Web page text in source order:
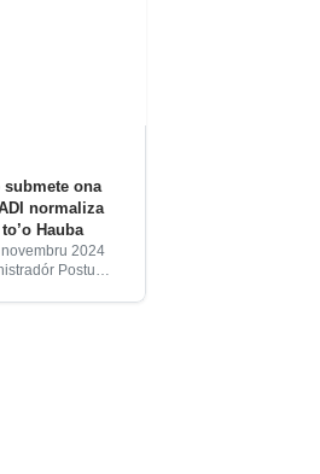
submete ona
normaliza
Hauba
novembru 2024
Postu